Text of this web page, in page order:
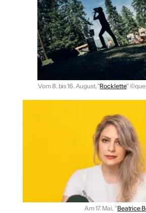
Vom 8. bis 16. August, "Rocklette"
Am 17. Mai, "Beatrice